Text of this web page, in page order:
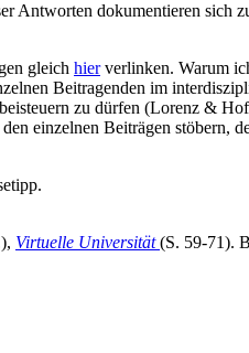
Antworten dokumentieren sich
gleich hierverlinken. Warum
Beitragenden im
zu dürfen (Lorenz &
einzelnen Beiträgen stöbern,
Virtuelle Universität (S. 59-71).